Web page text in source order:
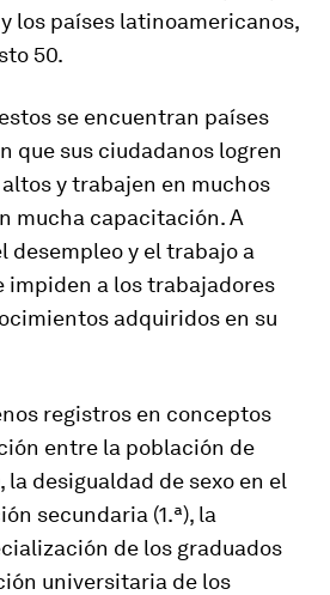
los países latinoamericanos,
50.
se encuentran países
que sus ciudadanos logren
y trabajen en muchos
mucha capacitación. A
desempleo y el trabajo a
impiden a los trabajadores
adquiridos en su
registros en conceptos
entre la población de
la desigualdad de sexo en el
secundaria (1.ª), la
de los graduados
universitaria de los